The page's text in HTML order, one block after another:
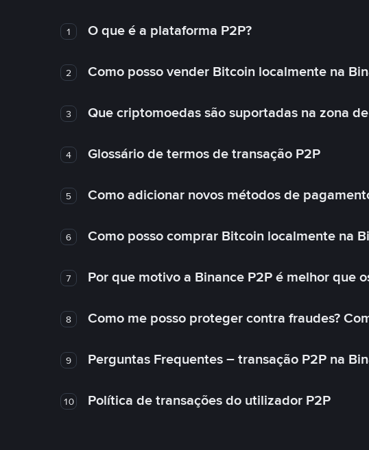
1 O que é a plataforma P2P?
2 Como posso vender Bitcoin localmente na
3 Que criptomoedas são suportadas na zona
4 Glossário de termos de transação P2P
5 Como adicionar novos métodos de
6 Como posso comprar Bitcoin localmente na
7 Por que motivo a Binance P2P é melhor que
8 Como me posso proteger contra fraudes?
9 Perguntas Frequentes – transação P2P na
10 Política de transações do utilizador P2P